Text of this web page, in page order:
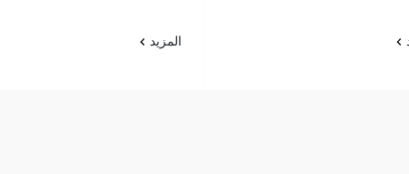
المزيد